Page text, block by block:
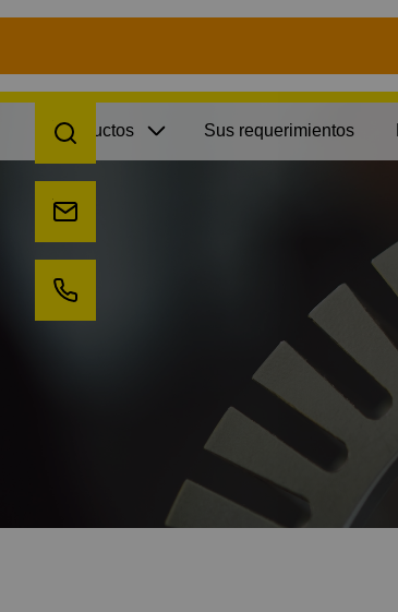
Open search
Send us an e-mail
Call us
Productos Sus requerimientos